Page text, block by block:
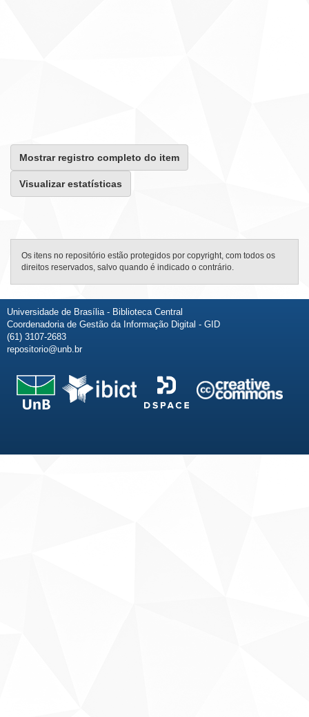
Mostrar registro completo do item
Visualizar estatísticas
Os itens no repositório estão protegidos por copyright, com todos os
direitos reservados, salvo quando é indicado o contrário.
Universidade de Brasília - Biblioteca Central
Coordenadoria de Gestão da Informação Digital - GID
(61) 3107-2683
repositorio@unb.br